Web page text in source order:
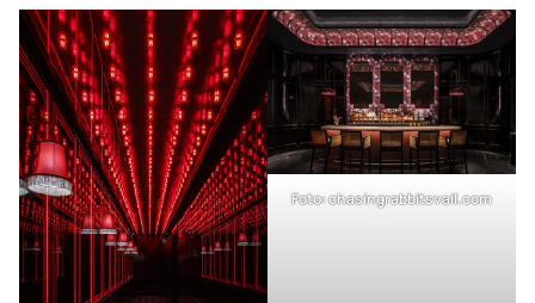
asiático influenciados por la mitología antigua y la mixología
moderna. Semanalmente, los invitados pueden disfrutar de
actuaciones de jazzen vivo.